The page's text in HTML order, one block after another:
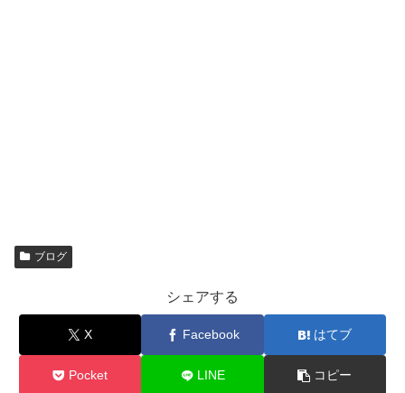
ブログ
シェアする
X Facebook はてブ
Pocket LINE コピー